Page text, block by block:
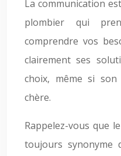
La communication
plombier qui
comprendre vos
clairement ses
choix, même si
chère.
Rappelez-vous que
toujours synonyme